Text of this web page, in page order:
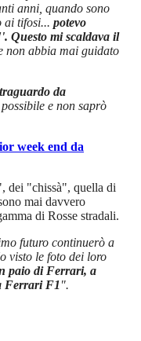
anni, quando sono
ai tifosi... potevo
Questo mi scaldava il
non abbia mai guidato
da
e non saprò
week end da
dei "chissà", quella di
mai davvero
di Rosse stradali.
futuro continuerò a
visto le foto dei loro
paio di Ferrari, a
Ferrari F1".